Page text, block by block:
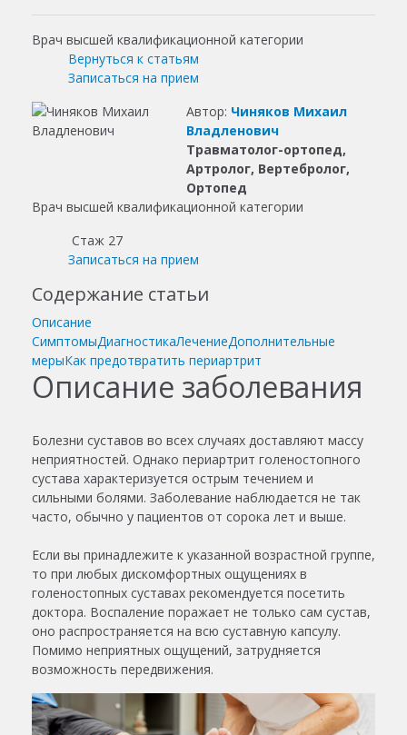
Врач высшей квалификационной категории
Вернуться к статьям
Записаться на прием
Автор: Чиняков Михаил
Владленович
Травматолог-ортопед,
Артролог, Вертебролог,
Ортопед
Врач высшей квалификационной категории
Стаж 27
Записаться на прием
Содержание статьи
Описание
СимптомыДиагностикаЛечениеДополнительные
мерыКак предотвратить периартрит
Описание заболевания
Болезни суставов во всех случаях доставляют массу
неприятностей. Однако периартрит голеностопного
сустава характеризуется острым течением и
сильными болями. Заболевание наблюдается не так
часто, обычно у пациентов от сорока лет и выше.
Если вы принадлежите к указанной возрастной группе,
то при любых дискомфортных ощущениях в
голеностопных суставах рекомендуется посетить
доктора. Воспаление поражает не только сам сустав,
оно распространяется на всю суставную капсулу.
Помимо неприятных ощущений, затрудняется
возможность передвижения.